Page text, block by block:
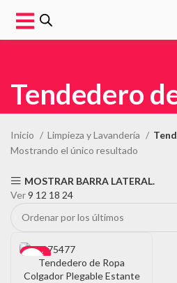
Tendedero
Inicio Limpieza y Lavandería
Mostrando el único resultado
MOSTRAR BARRA LATERAL.
Ver9 12 18 24
-39%
Tendedero de Ropa
Colgador Plegable Estante